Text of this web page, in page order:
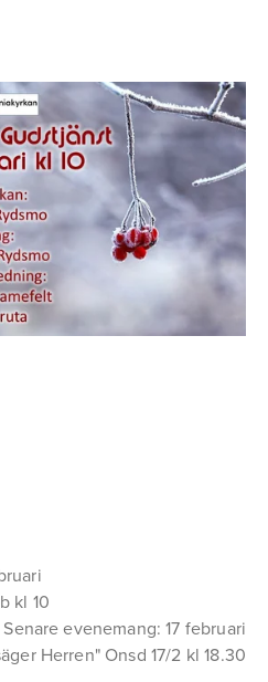
kl 10
Senare evenemang: 17 februari
Herren" Onsd 17/2 kl 18.30